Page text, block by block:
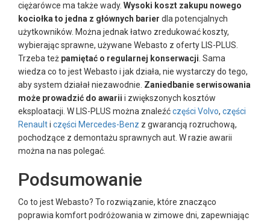
ciężarówce ma także wady. Wysoki koszt zakupu nowego
kociołka to jedna z głównych barier dla potencjalnych
użytkowników. Można jednak łatwo zredukować koszty,
wybierając sprawne, używane Webasto z oferty LIS-PLUS.
Trzeba też pamiętać o regularnej konserwacji. Sama
wiedza co to jest Webasto i jak działa, nie wystarczy do tego,
aby system działał niezawodnie. Zaniedbanie serwisowania
może prowadzić do awarii i zwiększonych kosztów
eksploatacji. W LIS-PLUS można znaleźćczęści Volvo, części
Renaulti części Mercedes-Benz z gwarancją rozruchową,
pochodzące z demontażu sprawnych aut. W razie awarii
można na nas polegać.
Podsumowanie
Co to jest Webasto? To rozwiązanie, które znacząco
poprawia komfort podróżowania w zimowe dni, zapewniając